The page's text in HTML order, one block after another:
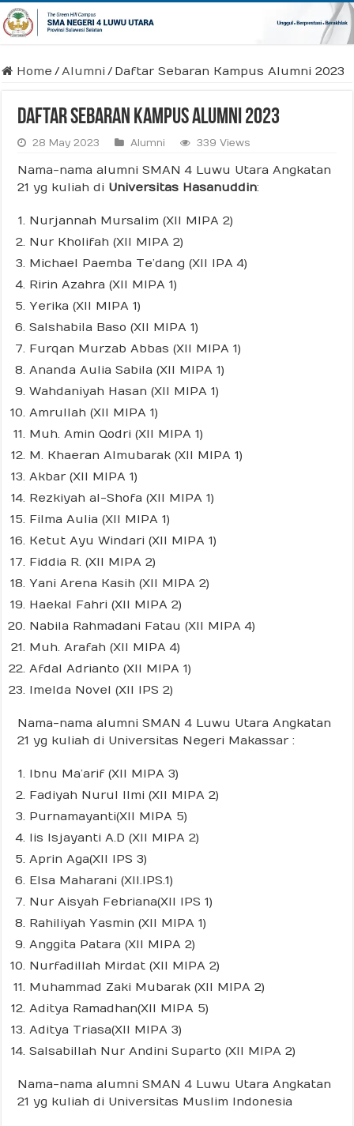
Home /Alumni / Daftar Sebaran Kampus Alumni 2023
Daftar Sebaran Kampus Alumni 2023
28 May 2023 Alumni 339 Views
Nama-nama alumni SMAN 4 Luwu Utara Angkatan
21 yg kuliah di Universitas Hasanuddin:
Nurjannah Mursalim (XII MIPA 2)
Nur Kholifah (XII MIPA 2)
Michael Paemba Te’dang (XII IPA 4)
⁠Ririn Azahra (XII MIPA 1)
⁠Yerika (XII MIPA 1)
⁠Salshabila Baso (XII MIPA 1)
⁠Furqan Murzab Abbas (XII MIPA 1)
⁠Ananda Aulia Sabila (XII MIPA 1)
⁠Wahdaniyah Hasan (XII MIPA 1)
⁠Amrullah (XII MIPA 1)
⁠Muh. Amin Qodri (XII MIPA 1)
⁠M. Khaeran Almubarak (XII MIPA 1)
⁠Akbar (XII MIPA 1)
⁠Rezkiyah al-Shofa (XII MIPA 1)
⁠Filma Aulia (XII MIPA 1)
⁠Ketut Ayu Windari (XII MIPA 1)
Fiddia R. (XII MIPA 2)
Yani Arena Kasih (XII MIPA 2)
Haekal Fahri (XII MIPA 2)
Nabila Rahmadani Fatau (XII MIPA 4)
Muh. Arafah (XII MIPA 4)
Afdal Adrianto (XII MIPA 1)
Imelda Novel (XII IPS 2)
Nama-nama alumni SMAN 4 Luwu Utara Angkatan
21 yg kuliah di Universitas Negeri Makassar :
Ibnu Ma’arif (XII MIPA 3)
Fadiyah Nurul Ilmi (XII MIPA 2)
Purnamayanti(XII MIPA 5)
Iis Isjayanti A.D (XII MIPA 2)
Aprin Aga(XII IPS 3)
Elsa Maharani (XII.IPS.1)
Nur Aisyah Febriana(XII IPS 1)
Rahiliyah Yasmin (XII MIPA 1)
Anggita Patara (XII MIPA 2)
Nurfadillah Mirdat (XII MIPA 2)
Muhammad Zaki Mubarak (XII MIPA 2)
Aditya Ramadhan(XII MIPA 5)
Aditya Triasa(XII MIPA 3)
Salsabillah Nur Andini Suparto (XII MIPA 2)
Nama-nama alumni SMAN 4 Luwu Utara Angkatan
21 yg kuliah di Universitas Muslim Indonesia